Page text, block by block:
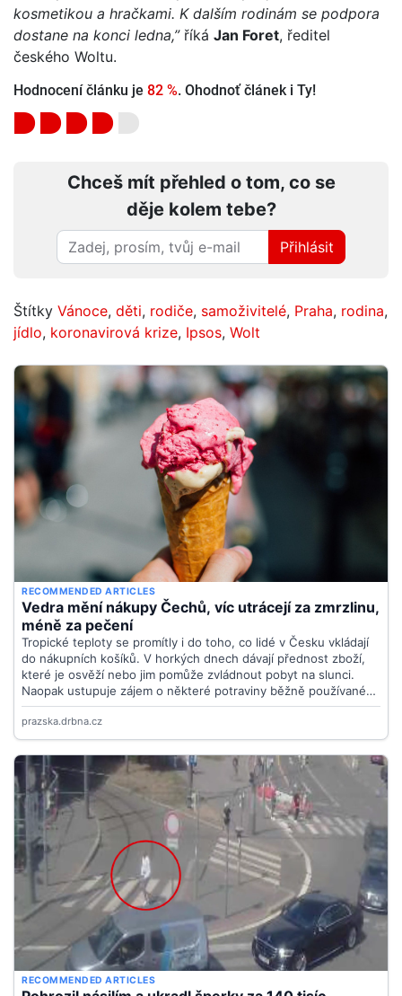
kosmetikou a hračkami. K dalším rodinám se podpora
dostane na konci ledna,”říká Jan Foret, ředitel
českého Woltu.
Hodnocení článku je 82 %. Ohodnoť článek i Ty!
Chceš mít přehled o tom, co se
děje kolem tebe?
Přihlásit
Štítky Vánoce, děti, rodiče, samoživitelé, Praha, rodina,
jídlo, koronavirová krize, Ipsos, Wolt